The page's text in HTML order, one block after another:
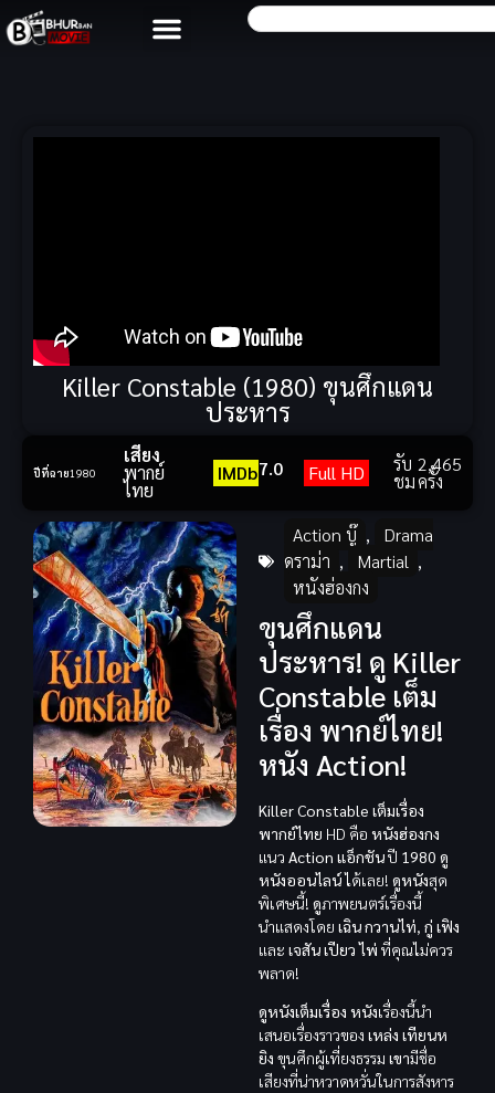
Killer Constable (1980) ขุนศึกแดน
ประหาร
ปีที่ฉาย1980
เสียง
พากย์
ไทย
IMDb7.0 Full HD รับ
ชม
2,465
ครั้ง
Action บู๊ ,
Drama
ดราม่า , Martial ,
หนังฮ่องกง
ขุนศึกแดน
ประหาร! ดู Killer
Constable เต็ม
เรื่อง พากย์ไทย!
หนัง Action!
Killer Constable เต็มเรื่อง
พากย์ไทย HD คือ หนังฮ่องกง
แนว Action แอ็กชันปี 1980 ดู
หนังออนไลน์ได้เลย! ดูหนังสุด
พิเศษนี้! ดูภาพยนตร์เรื่องนี้
นำแสดงโดย เฉิน กวานไท่, กู่ เฟิง
และ เจสัน เปียว ไพ่ ที่คุณไม่ควร
พลาด!
ดูหนังเต็มเรื่อง หนังเรื่องนี้นำ
เสนอเรื่องราวของ เหล่ง เทียนห
ยิง ขุนศึกผู้เที่ยงธรรม เขามีชื่อ
เสียงที่น่าหวาดหวั่นในการสังหาร